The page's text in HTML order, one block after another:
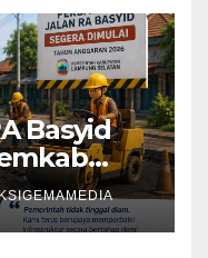
Basyid
Aman